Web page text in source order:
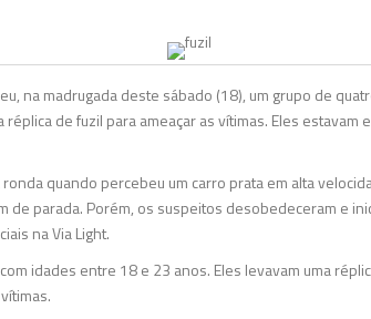
na madrugada deste sábado (18), um grupo de
de fuzil para ameaçar as vítimas. Eles estavam
quando percebeu um carro prata em alta
parada. Porém, os suspeitos desobedeceram e
na Via Light.
idades entre 18 e 23 anos. Eles levavam uma